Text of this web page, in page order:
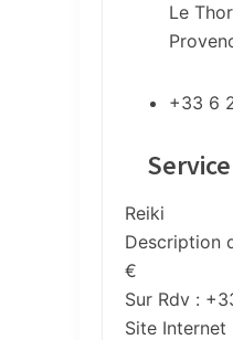
Le Thor
+33 6
Service
Reiki
Description
€
Sur Rdv :
Site Internet